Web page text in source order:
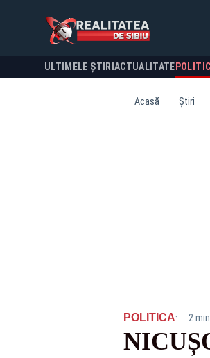
ULTIMELE ȘTIRI ACTUALITATE
Acasă Știri
POLITICA· 2